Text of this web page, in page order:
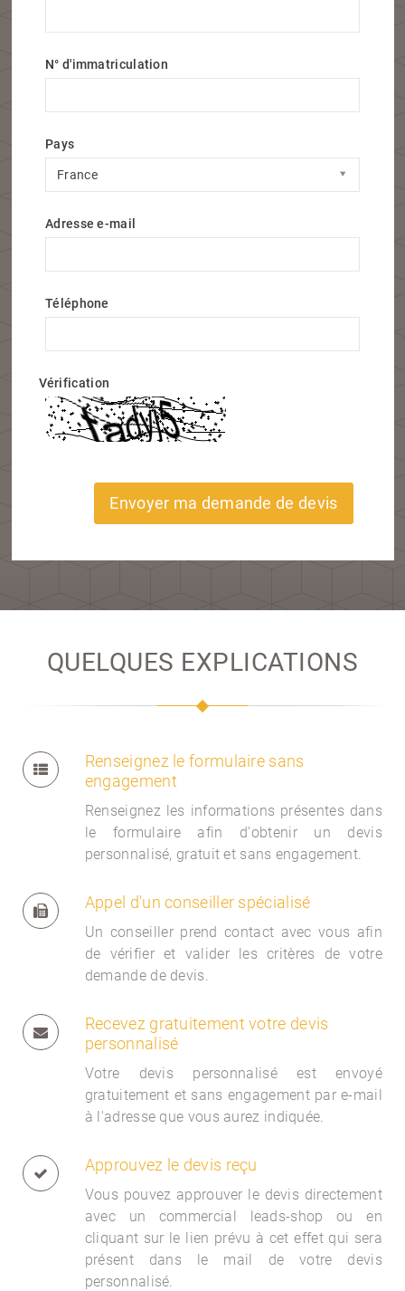
N° d'immatriculation
Pays
France
Pays
Adresse e-mail
Téléphone
Vérification
Envoyer ma demande de devis
QUELQUES EXPLICATIONS
Renseignez le formulaire sans
engagement
Renseignez les informations présentes dans
le formulaire afin d'obtenir un devis
personnalisé, gratuit et sans engagement.
Appel d'un conseiller spécialisé
Un conseiller prend contact avec vous afin
de vérifier et valider les critères de votre
demande de devis.
Recevez gratuitement votre devis
personnalisé
Votre devis personnalisé est envoyé
gratuitement et sans engagement par e-mail
à l'adresse que vous aurez indiquée.
Approuvez le devis reçu
Vous pouvez approuver le devis directement
avec un commercial leads-shop ou en
cliquant sur le lien prévu à cet effet qui sera
présent dans le mail de votre devis
personnalisé.